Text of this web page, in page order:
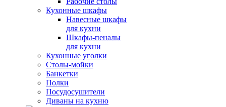
Кухонные шкафы
Навесные шкафы
для кухни
Шкафы-пеналы
для кухни
Кухонные уголки
Столы-мойки
Банкетки
Полки
Посудосушители
Диваны на кухню